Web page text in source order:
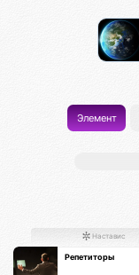
Элемент
Наставис
Репетиторы